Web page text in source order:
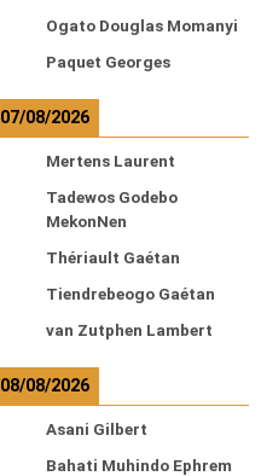
Ogato Douglas Momanyi
Paquet Georges
07/08/2026
Mertens Laurent
Tadewos Godebo
MekonNen
Thériault Gaétan
Tiendrebeogo Gaétan
van Zutphen Lambert
08/08/2026
Asani Gilbert
Bahati Muhindo Ephrem